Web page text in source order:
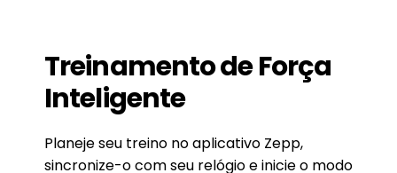
Treinamento de Força
Inteligente
Planeje seu treino no aplicativo Zepp,
sincronize-o com seu relógio e inicie o modo